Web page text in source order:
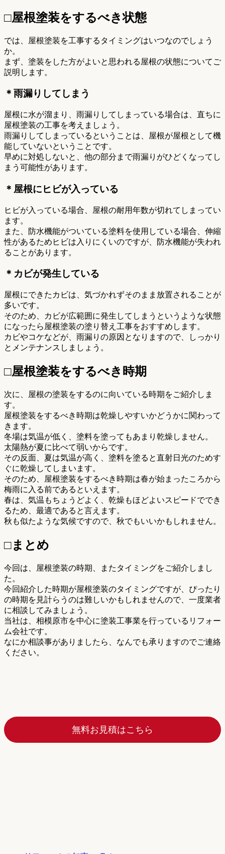
□屋根塗装をするべき状態
では、屋根塗装を工事するタイミングはいつなのでしょう
か。
まず、塗装をした方がよいと思われる屋根の状態についてご
説明します。
＊雨漏りしてしまう
屋根に水が溜まり、雨漏りしてしまっている場合は、直ちに
屋根塗装の工事を考えましょう。
雨漏りしてしまっているということは、屋根が屋根として機
能していないということです。
早めに対処しないと、他の部分まで雨漏りがひどくなってし
まう可能性があります。
＊屋根にヒビが入っている
ヒビが入っている場合、屋根の耐用年数が切れてしまってい
ます。
また、防水機能がついている塗料を使用している場合、伸縮
性があるためヒビは入りにくいのですが、防水機能が失われ
ることがあります。
＊カビが発生している
屋根にできたカビは、気づかれずそのまま放置されることが
多いです。
そのため、カビが広範囲に発生してしまうというような状態
になったら屋根塗装の塗り替え工事をおすすめします。
カビやコケなどが、雨漏りの原因となりますので、しっかり
とメンテナンスしましょう。
□屋根塗装をするべき時期
次に、屋根の塗装をするのに向いている時期をご紹介しま
す。
屋根塗装をするべき時期は乾燥しやすいかどうかに関わって
きます。
冬場は気温が低く、塗料を塗ってもあまり乾燥しません。
太陽熱が夏に比べて弱いからです。
その反面、夏は気温が高く、塗料を塗ると直射日光のためす
ぐに乾燥してしまいます。
そのため、屋根塗装をするべき時期は春が始まったころから
梅雨に入る前であるといえます。
春は、気温もちょうどよく、乾燥もほどよいスピードででき
るため、最適であると言えます。
秋も似たような気候ですので、秋でもいいかもしれません。
□まとめ
今回は、屋根塗装の時期、またタイミングをご紹介しまし
た。
今回紹介した時期が屋根塗装のタイミングですが、ぴったり
の時期を見計らうのは難しいかもしれませんので、一度業者
に相談してみましょう。
当社は、相模原市を中心に塗装工事業を行っているリフォー
ム会社です。
なにか相談事がありましたら、なんでも承りますのでご連絡
ください。
無料お見積はこちら